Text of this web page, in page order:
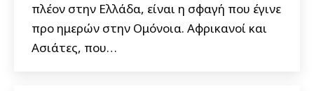
πλέον στην Ελλάδα, είναι η σφαγή που έγινε
προ ημερών στην Ομόνοια. Αφρικανοί και
Ασιάτες, που…